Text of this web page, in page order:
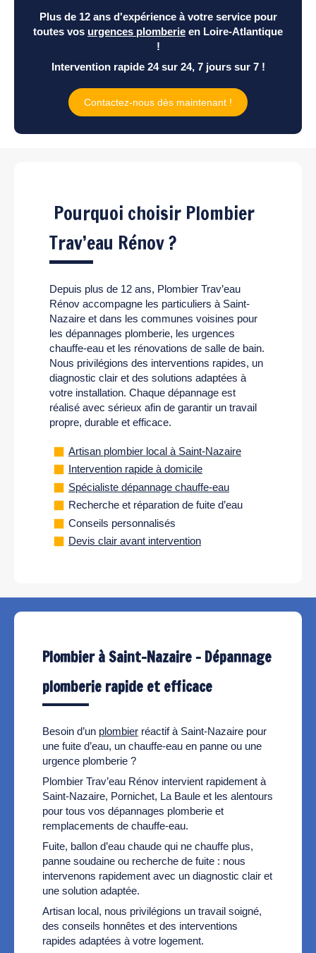
Plus de 12 ans d'expérience à votre service pour
toutes vos urgences plomberie en Loire-Atlantique
!
Intervention rapide 24 sur 24, 7 jours sur 7 !
Contactez-nous dès maintenant !
Pourquoi choisir Plombier
Trav’eau Rénov ?
Depuis plus de 12 ans, Plombier Trav’eau
Rénov accompagne les particuliers à Saint-
Nazaire et dans les communes voisines pour
les dépannages plomberie, les urgences
chauffe-eau et les rénovations de salle de bain.
Nous privilégions des interventions rapides, un
diagnostic clair et des solutions adaptées à
votre installation. Chaque dépannage est
réalisé avec sérieux afin de garantir un travail
propre, durable et efficace.
Artisan plombier local à Saint-Nazaire
Intervention rapide à domicile
Spécialiste dépannage chauffe-eau
Recherche et réparation de fuite d’eau
Conseils personnalisés
Devis clair avant intervention
Plombier à Saint-Nazaire – Dépannage
plomberie rapide et efficace
Besoin d’un plombier réactif à Saint-Nazaire pour
une fuite d’eau, un chauffe-eau en panne ou une
urgence plomberie ?
Plombier Trav’eau Rénov intervient rapidement à
Saint-Nazaire, Pornichet, La Baule et les alentours
pour tous vos dépannages plomberie et
remplacements de chauffe-eau.
Fuite, ballon d’eau chaude qui ne chauffe plus,
panne soudaine ou recherche de fuite : nous
intervenons rapidement avec un diagnostic clair et
une solution adaptée.
Artisan local, nous privilégions un travail soigné,
des conseils honnêtes et des interventions
rapides adaptées à votre logement.